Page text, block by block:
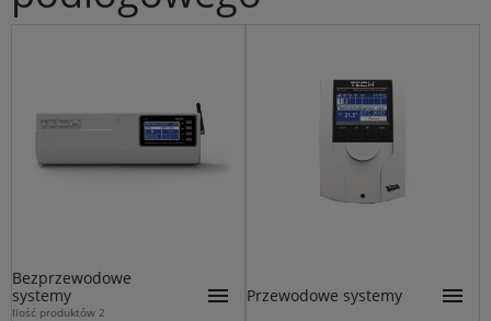
Bezprzewodowe
systemy
Ilość produktów 2
Przewodowe systemy
System do ogrzewania
podłogowego Seria 5
System do ogrzewania
podłogowego z internetem Seria 9
System do ogrzewania
podłogowego Seria 10